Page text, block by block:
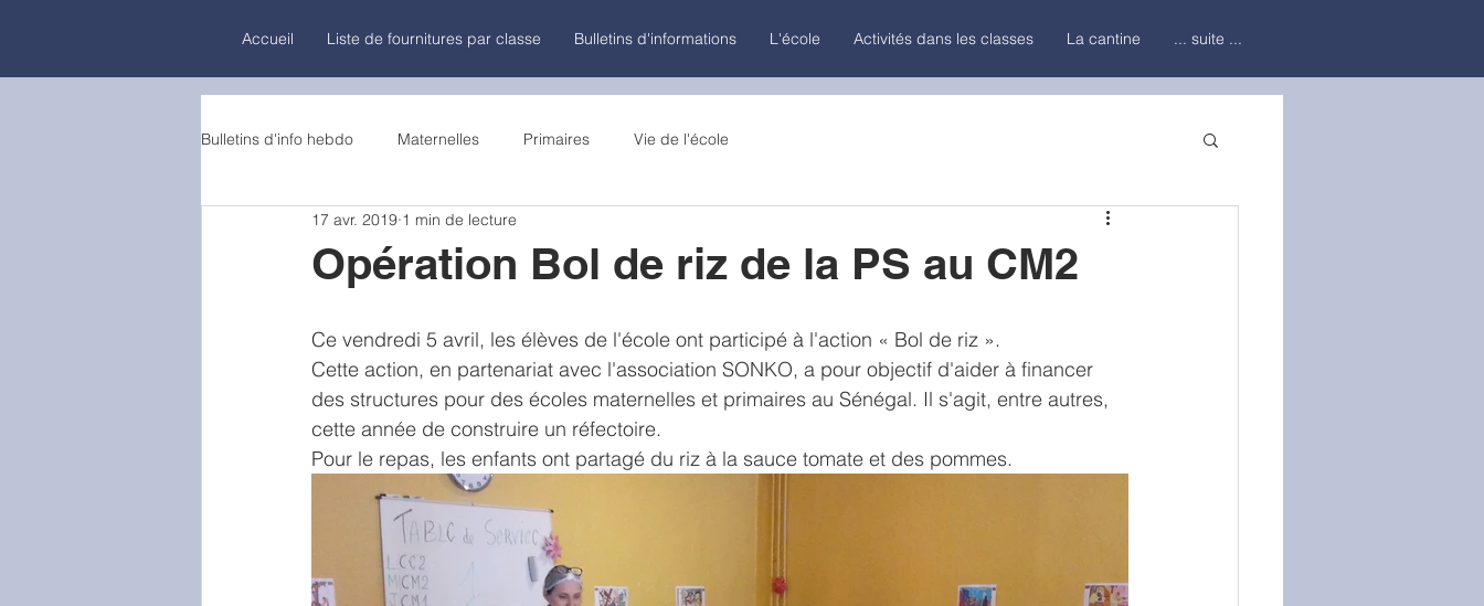
Accueil Liste de fournitures par classe Bulletins d'informations L'école Activités dans les classes La cantine ... suite ...
Bulletins d'info hebdo Maternelles Primaires Vie de l'école
Opération Bol de riz de la PS au CM2
17 avr. 2019 1 min de lecture
Ce vendredi 5 avril, les élèves de l'école ont participé à l'action « Bol de riz ».
Cette action, en partenariat avec l'association SONKO, a pour objectif d'aider à financer
des structures pour des écoles maternelles et primaires au Sénégal. Il s'agit, entre autres,
cette année de construire un réfectoire.
Pour le repas, les enfants ont partagé du riz à la sauce tomate et des pommes.